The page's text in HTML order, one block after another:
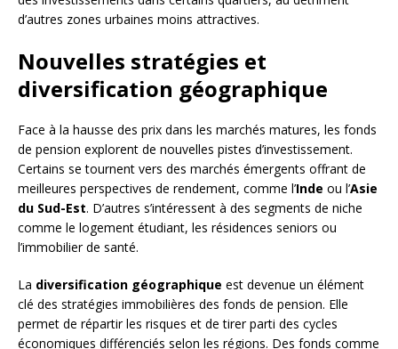
d’autres zones urbaines moins attractives.
Nouvelles stratégies et
diversification géographique
Face à la hausse des prix dans les marchés matures, les fonds
de pension explorent de nouvelles pistes d’investissement.
Certains se tournent vers des marchés émergents offrant de
meilleures perspectives de rendement, comme l’Inde ou l’Asie
du Sud-Est. D’autres s’intéressent à des segments de niche
comme le logement étudiant, les résidences seniors ou
l’immobilier de santé.
La diversification géographique est devenue un élément
clé des stratégies immobilières des fonds de pension. Elle
permet de répartir les risques et de tirer parti des cycles
économiques différenciés selon les régions. Des fonds comme